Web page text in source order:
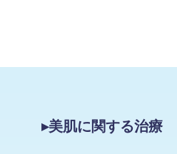
▸美肌に関する治療